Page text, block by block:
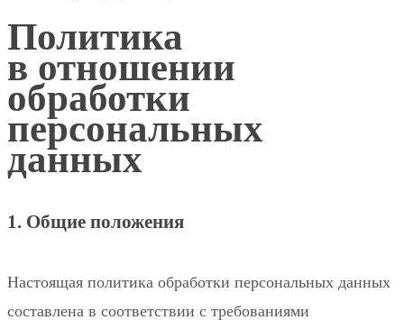
Политика
в отношении
обработки
персональных
данных
1. Общие положения
Настоящая политика обработки персональных данных
составлена в соответствии с требованиями